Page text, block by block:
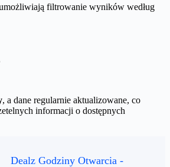
filtrowanie wyników według
, a dane regularnie aktualizowane, co
informacji o dostępnych
Dealz Godziny Otwarcia -